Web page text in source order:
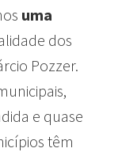
uma
dos
Pozzer.
e quase
têm